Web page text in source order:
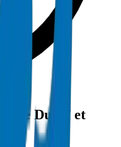
de Dubaï et